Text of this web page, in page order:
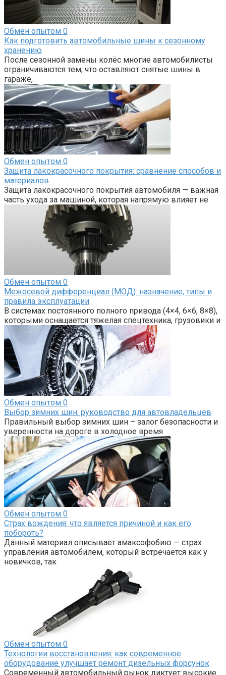
Обмен опытом 0
Как подготовить автомобильные шины к сезонному
хранению
После сезонной замены колёс многие автомобилисты
ограничиваются тем, что оставляют снятые шины в
гараже,
Обмен опытом 0
Защита лакокрасочного покрытия: сравнение способов и
материалов
Защита лакокрасочного покрытия автомобиля — важная
часть ухода за машиной, которая напрямую влияет не
Обмен опытом 0
Межосевой дифференциал (МОД): назначение, типы и
правила эксплуатации
В системах постоянного полного привода (4×4, 6×6, 8×8),
которыми оснащается тяжелая спецтехника, грузовики и
Обмен опытом 0
Выбор зимних шин: руководство для автовладельцев
Правильный выбор зимних шин – залог безопасности и
уверенности на дороге в холодное время
Обмен опытом 0
Страх вождения: что является причиной и как его
побороть?
Данный материал описывает амаксофобию — страх
управления автомобилем, который встречается как у
новичков, так
Обмен опытом 0
Технологии восстановления: как современное
оборудование улучшает ремонт дизельных форсунок
Современный автомобильный рынок диктует высокие